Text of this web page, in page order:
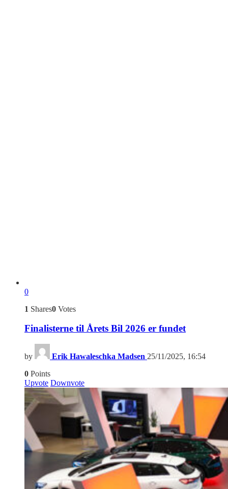
0
1 Shares0 Votes
Finalisterne til Årets Bil 2026 er fundet
by Erik Hawaleschka Madsen 25/11/2025, 16:54
0 Points
Upvote Downvote